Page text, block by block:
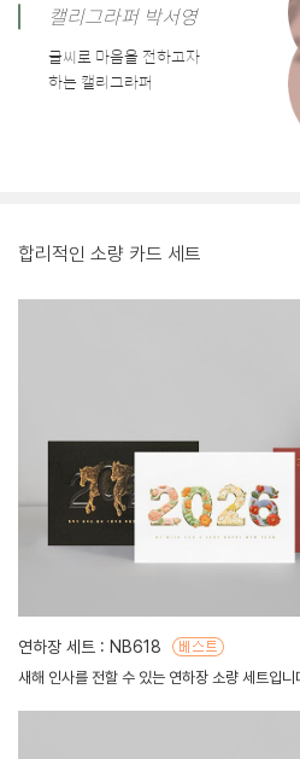
캘리그라퍼 박서영
글씨로 마음을 전하고자
하는 캘리그라퍼
합리적인 소량 카드 세트
연하장 세트 : NB618
새해 인사를 전할 수 있는 연하장 소량 세트입니